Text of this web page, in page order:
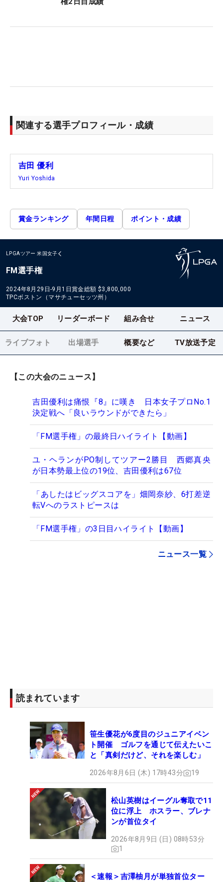
関連する選手プロフィール・成績
吉田 優利
Yuri Yoshida
賞金ランキング 年間日程 ポイント・成績
LPGAツアー 米国女子
FM選手権
2024年8月29日-9月1日賞金総額 $3,800,000
TPCボストン（マサチューセッツ州）
大会TOP リーダーボード 組み合せ ニュース
ライブフォト 出場選手 概要など TV放送予定
【この大会のニュース】
吉田優利は痛恨『8』に嘆き 日本女子プロNo.1
決定戦へ「良いラウンドができたら」
「FM選手権」の最終日ハイライト【動画】
ユ・ヘランがPO制してツアー2勝目 西郷真央
が日本勢最上位の19位、吉田優利は67位
「あしたはビッグスコアを」畑岡奈紗、6打差逆
転Vへのラストピースは
「FM選手権」の3日目ハイライト【動画】
ニュース一覧
読まれています
笹生優花が6度目のジュニアイベン
ト開催 ゴルフを通じて伝えたいこ
と「真剣だけど、それを楽しむ」
2026年8月6日 (木) 17時43分 19
松山英樹はイーグル奪取で11
位に浮上 ホスラー、ブレナ
ンが首位タイ
2026年8月9日 (日) 08時53分
1
＜速報＞吉澤柚月が単独首位ター